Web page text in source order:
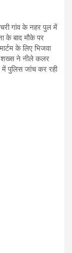
गांव के नहर पुल में
के बाद मौके पर
के लिए भिजवा
शख्स ने नीले कलर
पुलिस जांच कर रही